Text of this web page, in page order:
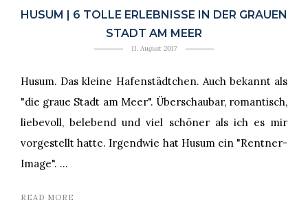
HUSUM | 6 TOLLE ERLEBNISSE IN DER GRAUEN
STADT AM MEER
11. August 2017
Husum. Das kleine Hafenstädtchen. Auch bekannt als
"die graue Stadt am Meer". Überschaubar, romantisch,
liebevoll, belebend und viel schöner als ich es mir
vorgestellt hatte. Irgendwie hat Husum ein "Rentner-
Image". …
READ MORE